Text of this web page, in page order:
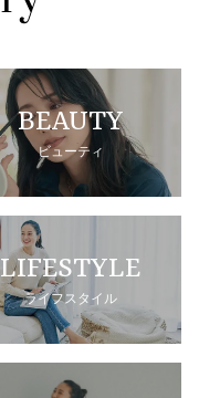
BEAUTY
ビューティ
LIFESTYLE
ライフスタイル